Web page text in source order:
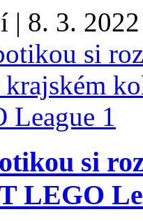
| 8. 3. 2022
si
LEGO